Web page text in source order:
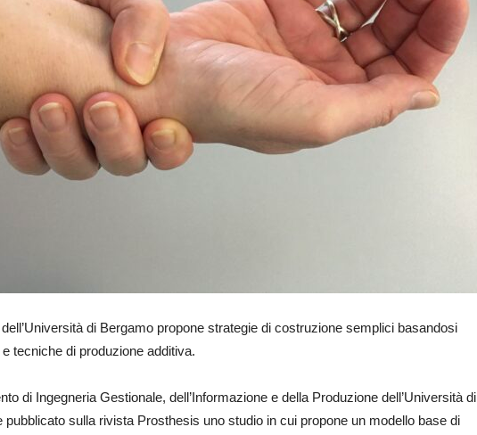
dell’Università di Bergamo propone strategie di costruzione semplici basandosi
tecniche di produzione additiva.
di Ingegneria Gestionale, dell’Informazione e della Produzione dell’Università di
pubblicato sulla rivista Prosthesis uno studio in cui propone un modello base di